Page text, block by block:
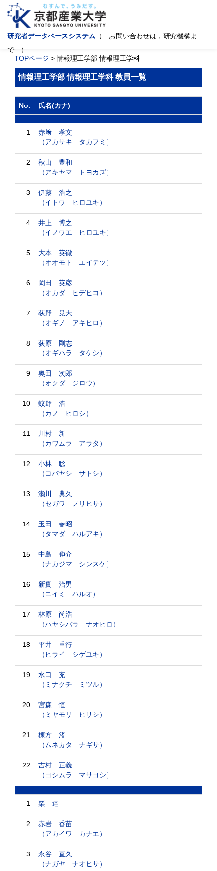
研究者データベースシステム （ お問い合わせは，研究機構ま
で ）
TOPページ > 情報理工学部 情報理工学科
情報理工学部 情報理工学科 教員一覧
No. 氏名(カナ)
1
赤﨑 孝文
（アカサキ タカフミ）
2
秋山 豊和
（アキヤマ トヨカズ）
3
伊藤 浩之
（イトウ ヒロユキ）
4
井上 博之
（イノウエ ヒロユキ）
5
大本 英徹
（オオモト エイテツ）
6
岡田 英彦
（オカダ ヒデヒコ）
7
荻野 晃大
（オギノ アキヒロ）
8
荻原 剛志
（オギハラ タケシ）
9
奥田 次郎
（オクダ ジロウ）
10
蚊野 浩
（カノ ヒロシ）
11
川村 新
（カワムラ アラタ）
12
小林 聡
（コバヤシ サトシ）
13
瀬川 典久
（セガワ ノリヒサ）
14
玉田 春昭
（タマダ ハルアキ）
15
中島 伸介
（ナカジマ シンスケ）
16
新實 治男
（ニイミ ハルオ）
17
林原 尚浩
（ハヤシバラ ナオヒロ）
18
平井 重行
（ヒライ シゲユキ）
19
水口 充
（ミナクチ ミツル）
20
宮森 恒
（ミヤモリ ヒサシ）
21
棟方 渚
（ムネカタ ナギサ）
22
吉村 正義
（ヨシムラ マサヨシ）
1 栗 達
2
赤岩 香苗
（アカイワ カナエ）
3
永谷 直久
（ナガヤ ナオヒサ）